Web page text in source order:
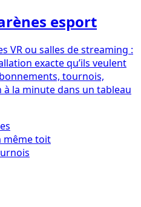
esport
VR ou salles de streaming :
exacte qu’ils veulent
tournois,
la minute dans un tableau
même toit